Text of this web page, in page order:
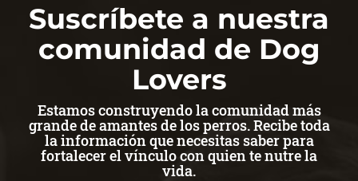
Suscríbete a nuestra
comunidad de Dog
Lovers
Estamos construyendo la comunidad más
grande de amantes de los perros. Recibe toda
la información que necesitas saber para
fortalecer el vínculo con quien te nutre la
vida.